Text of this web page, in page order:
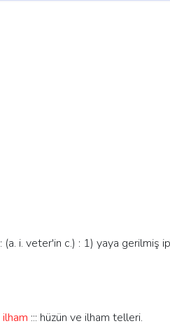
(a. i. veter'in c.) : 1) yaya gerilmiş
::: hüzün ve ilham telleri.